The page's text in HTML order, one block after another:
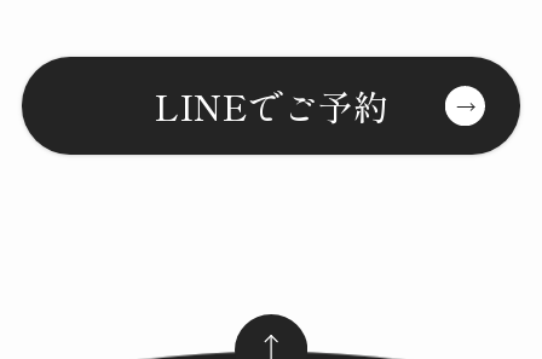
LINEでご予約